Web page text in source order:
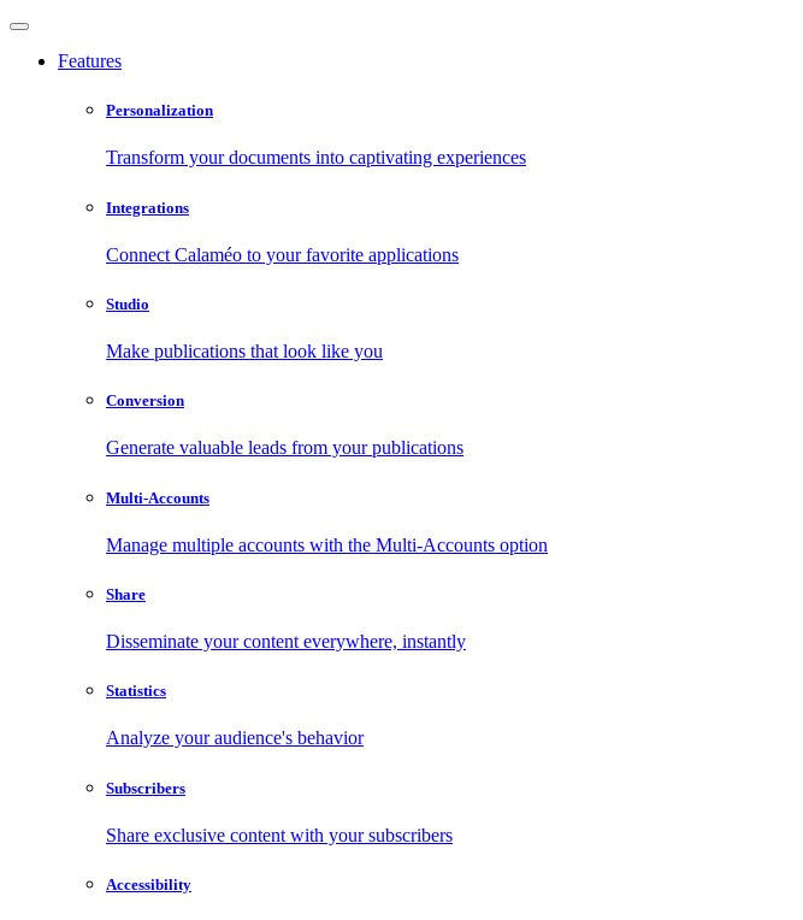
Features
Personalization
Transform your documents into captivating experiences
Integrations
Connect Calaméo to your favorite applications
Studio
Make publications that look like you
Conversion
Generate valuable leads from your publications
Multi-Accounts
Manage multiple accounts with the Multi-Accounts option
Share
Disseminate your content everywhere, instantly
Statistics
Analyze your audience's behavior
Subscribers
Share exclusive content with your subscribers
Accessibility